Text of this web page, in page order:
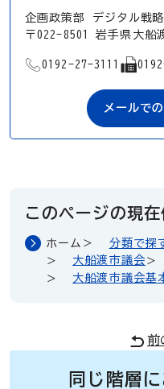
企画政策部 デジタル戦
〒022-8501 岩手県大船
TEL
0192-27-3111 FAX
メールで
このページの現在
ホーム 分類で探
大船渡市議会
大船渡市議会基
前
同じ階層